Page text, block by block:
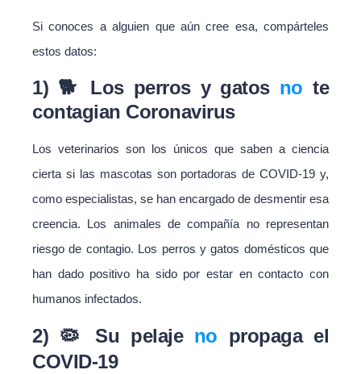
Si conoces a alguien que aún cree esa, compárteles
estos datos:
1) 🐕 Los perros y gatos no te
contagian Coronavirus
Los veterinarios son los únicos que saben a ciencia
cierta si las mascotas son portadoras de COVID-19 y,
como especialistas, se han encargado de desmentir esa
creencia. Los animales de compañía no representan
riesgo de contagio. Los perros y gatos domésticos que
han dado positivo ha sido por estar en contacto con
humanos infectados.
2) 🦠 Su pelaje no propaga el
COVID-19